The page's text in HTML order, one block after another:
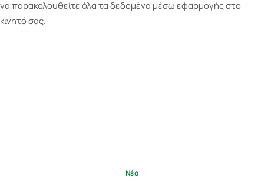
να παρακολουθείτε όλα τα δεδομένα μέσω εφαρμογής στο
κινητό σας.
Νέα